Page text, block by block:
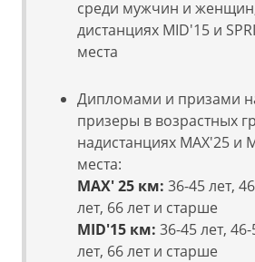
среди мужчин и
дистанциях MID'15 и
места
Дипломами и призами
призеры в возрастных
надистанциях MAX'25 и
места:
MAX' 25 км: 36-45 лет,
лет, 66 лет и старше
MID'15 км: 36-45 лет,
лет, 66 лет и старше